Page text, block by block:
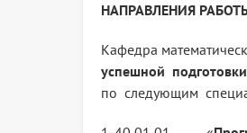
НАПРАВЛЕНИЯ
Кафедра
успешной
по следующим